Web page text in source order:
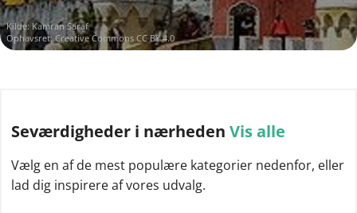
Kilde:Kamran Saraf
Ophavsret:Creative Commons CC BY 4.0
Seværdigheder i nærheden Vis alle
Vælg en af de mest populære kategorier nedenfor, eller
lad dig inspirere af vores udvalg.